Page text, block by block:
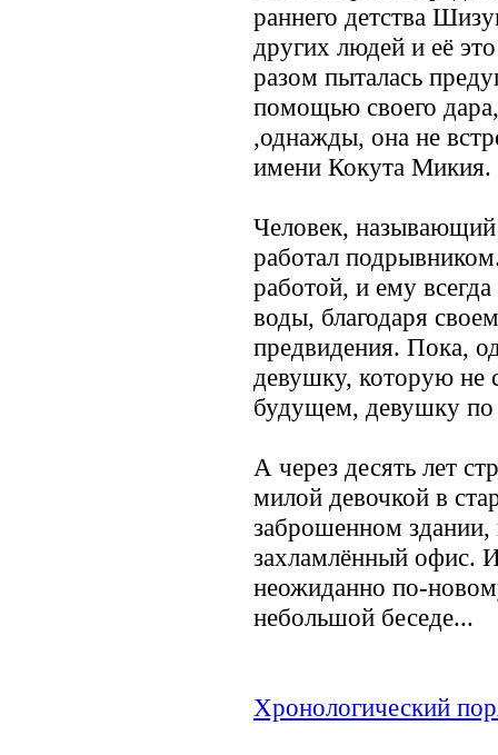
раннего детства
других людей и её
разом пыталась
помощью своего
,однажды, она не
имени Кокута Микия.
Человек,
работал
работой, и ему
воды, благодаря
предвидения. Пока,
девушку, которую не
будущем, девушку
А через десять лет
милой девочкой в
заброшенном здании,
захламлённый офис.
неожиданно по-
небольшой беседе...
Хронологический